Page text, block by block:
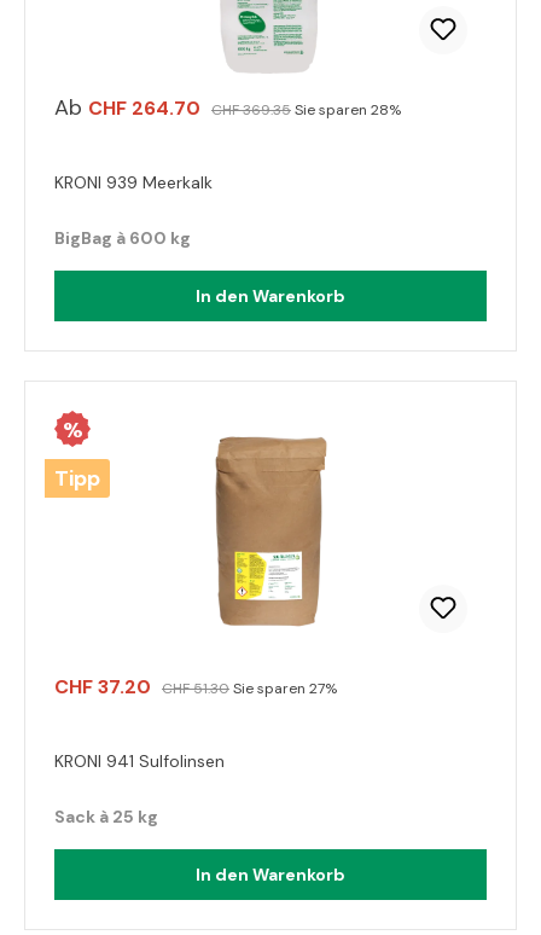
Ab CHF 264.70 CHF 369.35Sie sparen 28%
KRONI 939 Meerkalk
BigBag à 600 kg
In den Warenkorb
%
Tipp
CHF 37.20 CHF 51.30Sie sparen 27%
KRONI 941 Sulfolinsen
Sack à 25 kg
In den Warenkorb